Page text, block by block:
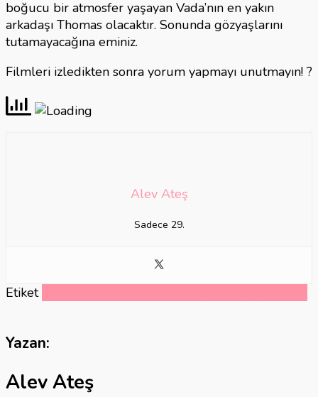
boğucu bir atmosfer yaşayan Vada’nın en yakın
arkadaşı Thomas olacaktır. Sonunda gözyaşlarını
tutamayacağına eminiz.
Filmleri izledikten sonra yorum yapmayı unutmayın! ?
Alev Ateş
Sadece 29.
Etiket
Yazan:
Alev Ateş